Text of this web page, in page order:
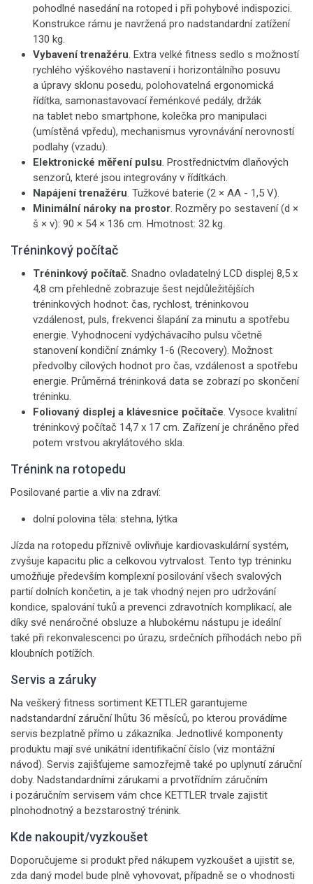
pohodlné nasedání na rotoped i při pohybové indispozici.
Konstrukce rámu je navržená pro nadstandardní zatížení
130 kg.
Vybavení trenažéru. Extra velké fitness sedlo s možností
rychlého výškového nastavení i horizontálního posuvu
a úpravy sklonu posedu, polohovatelná ergonomická
řídítka, samonastavovací řeménkové pedály, držák
na tablet nebo smartphone, kolečka pro manipulaci
(umístěná vpředu), mechanismus vyrovnávání nerovností
podlahy (vzadu).
Elektronické měření pulsu. Prostřednictvím dlaňových
senzorů, které jsou integrovány v řídítkách.
Napájení trenažéru. Tužkové baterie (2 × AA - 1,5 V).
Minimální nároky na prostor. Rozměry po sestavení (d ×
š × v): 90 × 54 × 136 cm. Hmotnost: 32 kg.
Tréninkový počítač
Tréninkový počítač. Snadno ovladatelný LCD displej 8,5 x
4,8 cm přehledně zobrazuje šest nejdůležitějších
tréninkových hodnot: čas, rychlost, tréninkovou
vzdálenost, puls, frekvenci šlapání za minutu a spotřebu
energie. Vyhodnocení vydýchávacího pulsu včetně
stanovení kondiční známky 1-6 (Recovery). Možnost
předvolby cílových hodnot pro čas, vzdálenost a spotřebu
energie. Průměrná tréninková data se zobrazí po skončení
tréninku.
Foliovaný displej a klávesnice počítače. Vysoce kvalitní
tréninkový počítač 14,7 x 17 cm. Zařízení je chráněno před
potem vrstvou akrylátového skla.
Trénink na rotopedu
Posilované partie a vliv na zdraví:
dolní polovina těla: stehna, lýtka
Jízda na rotopedu příznivě ovlivňuje kardiovaskulární systém,
zvyšuje kapacitu plic a celkovou vytrvalost. Tento typ tréninku
umožňuje především komplexní posilování všech svalových
partií dolních končetin, a je tak vhodný nejen pro udržování
kondice, spalování tuků a prevenci zdravotních komplikací, ale
díky své nenáročné obsluze a hlubokému nástupu je ideální
také při rekonvalescenci po úrazu, srdečních příhodách nebo při
kloubních potížích.
Servis a záruky
Na veškerý fitness sortiment KETTLER garantujeme
nadstandardní záruční lhůtu 36 měsíců, po kterou provádíme
servis bezplatně přímo u zákazníka. Jednotlivé komponenty
produktu mají své unikátní identifikační číslo (viz montážní
návod). Servis zajišťujeme samozřejmě také po uplynutí záruční
doby. Nadstandardními zárukami a prvotřídním záručním
i pozáručním servisem vám chce KETTLER trvale zajistit
plnohodnotný a bezstarostný trénink.
Kde nakoupit/vyzkoušet
Doporučujeme si produkt před nákupem vyzkoušet a ujistit se,
zda daný model bude plně vyhovovat, případně se o vhodnosti